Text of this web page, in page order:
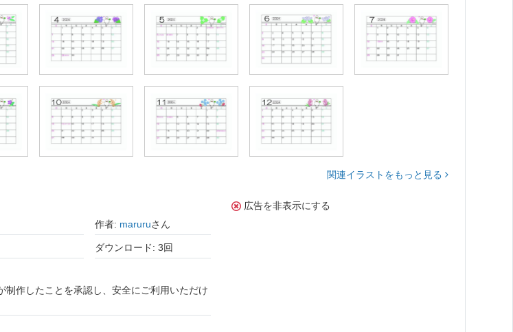
関連イラストをもっと見る
作者: maruruさん
ダウンロード: 3回
制作したことを承認し、安全にご利用いただけ
広告を非表示にする